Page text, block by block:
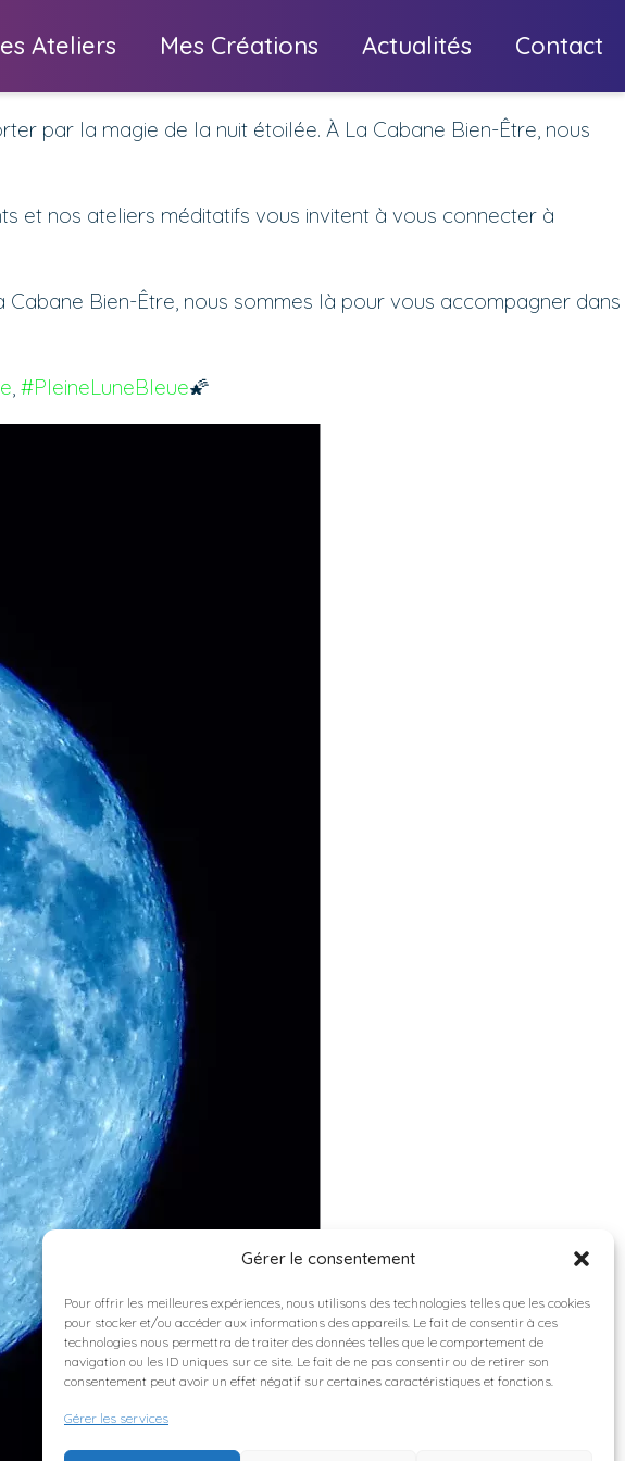
Gérer le consentement
Pour offrir les meilleures expériences, nous utilisons des technologies telles que les cookies
pour stocker et/ou accéder aux informations des appareils. Le fait de consentir à ces
technologies nous permettra de traiter des données telles que le comportement de
navigation ou les ID uniques sur ce site. Le fait de ne pas consentir ou de retirer son
consentement peut avoir un effet négatif sur certaines caractéristiques et fonctions.
Gérer les services
Ateliers Mes Créations Actualités Contact
par la magie de la nuit étoilée. À La Cabane Bien-Être, nous
et nos ateliers méditatifs vous invitent à vous connecter à
Bien-Être, nous sommes là pour vous accompagner dans
, #PleineLuneBleue🌠